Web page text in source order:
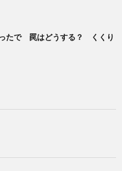
たで 罠はどうする？ くくり